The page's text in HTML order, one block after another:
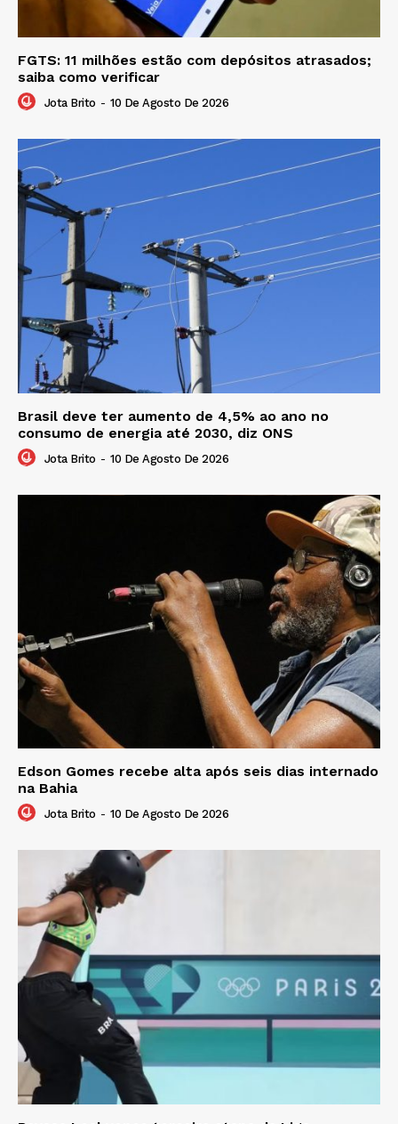
FGTS: 11 milhões estão com depósitos atrasados;
saiba como verificar
Jota Brito - 10 De Agosto De 2026
Brasil deve ter aumento de 4,5% ao ano no
consumo de energia até 2030, diz ONS
Jota Brito - 10 De Agosto De 2026
Edson Gomes recebe alta após seis dias internado
na Bahia
Jota Brito - 10 De Agosto De 2026